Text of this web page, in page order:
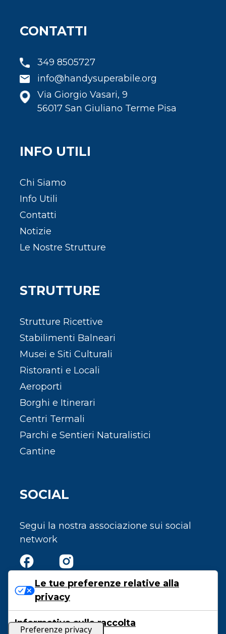
CONTATTI
349 8505727
info@handysuperabile.org
Via Giorgio Vasari, 9
56017 San Giuliano Terme Pisa
INFO UTILI
Chi Siamo
Info Utili
Contatti
Notizie
Le Nostre Strutture
STRUTTURE
Strutture Ricettive
Stabilimenti Balneari
Musei e Siti Culturali
Ristoranti e Locali
Aeroporti
Borghi e Itinerari
Centri Termali
Parchi e Sentieri Naturalistici
Cantine
SOCIAL
Segui la nostra associazione sui social
network
Privacy e Cookie Policy
Le tue preferenze relative alla
privacy
Informativa sulla raccolta